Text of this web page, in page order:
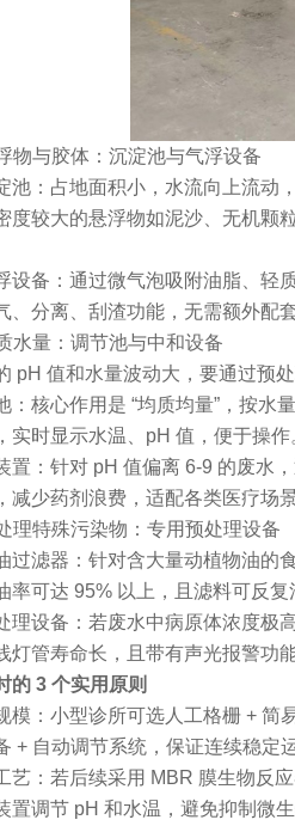
物与胶体：沉淀池与气浮设备
池：占地面积小，水流向上流动
度较大的悬浮物如泥沙、无机颗
设备：通过微气泡吸附油脂、轻
、分离、刮渣功能，无需额外配
水量：调节池与中和设备
pH 值和水量波动大，要通过预处
：核心作用是 “均质均量”，按
实时显示水温、pH 值，便于操作
置：针对 pH 值偏离 6-9 的废水
减少药剂浪费，适配各类医疗场
理特殊污染物：专用预处理设备
过滤器：针对含大量动植物油的
率可达 95% 以上，且滤料可反复
理设备：若废水中病原体浓度极
灯管寿命长，且带有声光报警功
的 3 个实用原则
模：小型诊所可选人工格栅 + 简
+ 自动调节系统，保证连续稳定运
艺：若后续采用 MBR 膜生物反
置调节 pH 和水温，避免抑制微生